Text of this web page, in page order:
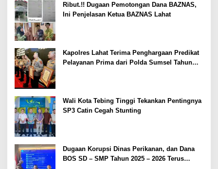
Ribut.!! Dugaan Pemotongan Dana BAZNAS,
Ini Penjelasan Ketua BAZNAS Lahat
Kapolres Lahat Terima Penghargaan Predikat
Pelayanan Prima dari Polda Sumsel Tahun
Wali Kota Tebing Tinggi Tekankan Pentingnya
SP3 Catin Cegah Stunting
Dugaan Korupsi Dinas Perikanan, dan Dana
BOS SD – SMP Tahun 2025 – 2026 Terus